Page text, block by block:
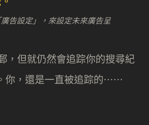
告設定」，來設定未來廣告呈
，但就仍然會追踪你的搜尋紀
你，還是一直被追踪的⋯⋯